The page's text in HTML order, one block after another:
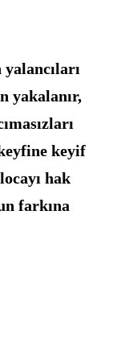
yakalanır,
keyif
hak
farkına